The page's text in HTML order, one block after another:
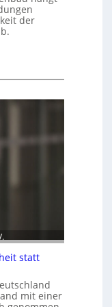
der
statt
mit einer